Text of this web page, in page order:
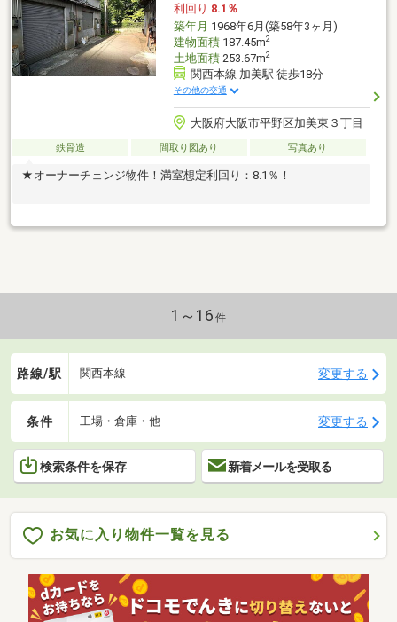
利回り 8.1％
築年月 1968年6月(築58年3ヶ月)
建物面積187.45m2
土地面積253.67m2
関西本線 加美駅 徒歩18分
その他の交通
大阪府大阪市平野区加美東３丁目
鉄骨造 間取り図あり 写真あり
★オーナーチェンジ物件！満室想定利回り：8.1％！
1～16 件
路線/駅 関西本線 変更する
条件 工場・倉庫・他 変更する
検索条件を保存 新着メールを受取る
お気に入り物件一覧を見る